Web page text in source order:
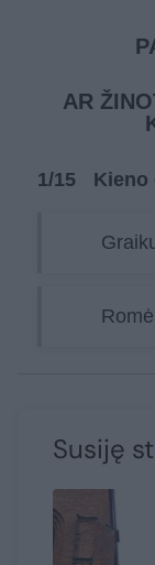
AR
1/15 Kieno
Susiję